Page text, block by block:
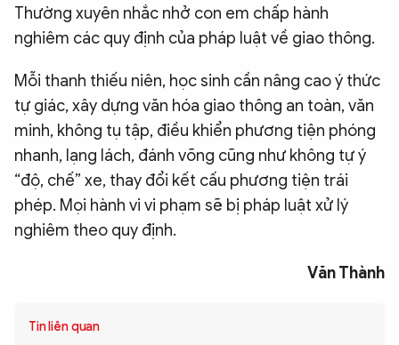
Thường xuyên nhắc nhở con em chấp hành
nghiêm các quy định của pháp luật về giao thông.
Mỗi thanh thiếu niên, học sinh cần nâng cao ý thức
tự giác, xây dựng văn hóa giao thông an toàn, văn
minh, không tụ tập, điều khiển phương tiện phóng
nhanh, lạng lách, đánh võng cũng như không tự ý
“độ, chế” xe, thay đổi kết cấu phương tiện trái
phép. Mọi hành vi vi phạm sẽ bị pháp luật xử lý
nghiêm theo quy định.
Văn Thành
Tin liên quan